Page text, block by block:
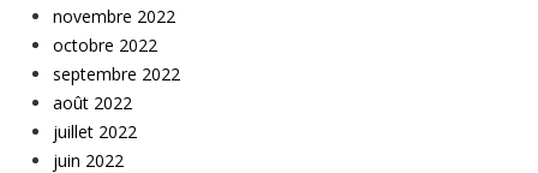
novembre 2022
octobre 2022
septembre 2022
août 2022
juillet 2022
juin 2022